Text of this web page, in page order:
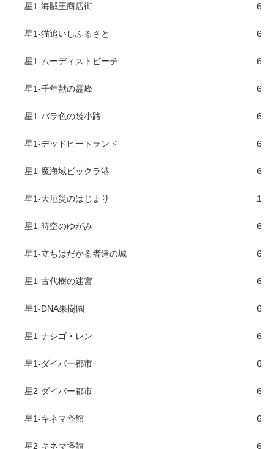
星1-海賊王商店街 6
星1-猫追いしふるさと 6
星1-ムーディストビーチ 6
星1-千年獣の霊峰 6
星1-バラ色の袋小路 6
星1-デッドヒートランド 6
星1-魔海域ビックラ港 6
星1-大厄災のはじまり 1
星1-時空のゆがみ 6
星1-立ちはだかる者達の城 6
星1-古代樹の迷宮 6
星1-DNA果樹園 6
星1-ナシゴ・レン 6
星1-ダイバー都市 6
星2-ダイバー都市 6
星1-キネマ怪館 6
星2-キネマ怪館 6